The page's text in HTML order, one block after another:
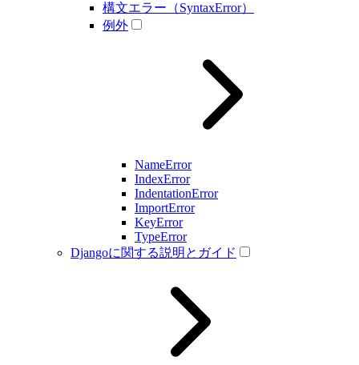
構文エラー（SyntaxError）
例外
NameError
IndexError
IndentationError
ImportError
KeyError
TypeError
Djangoに関する説明とガイド